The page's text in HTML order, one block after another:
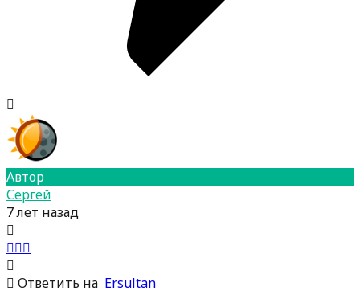
Автор
Сергей
7 лет назад
Ответить на Ersultan